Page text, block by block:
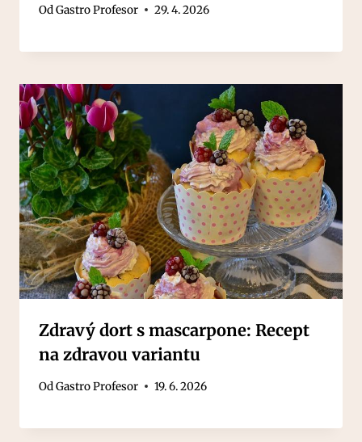
OdGastro Profesor 29. 4. 2026
Zdravý dort s mascarpone: Recept
na zdravou variantu
OdGastro Profesor 19. 6. 2026